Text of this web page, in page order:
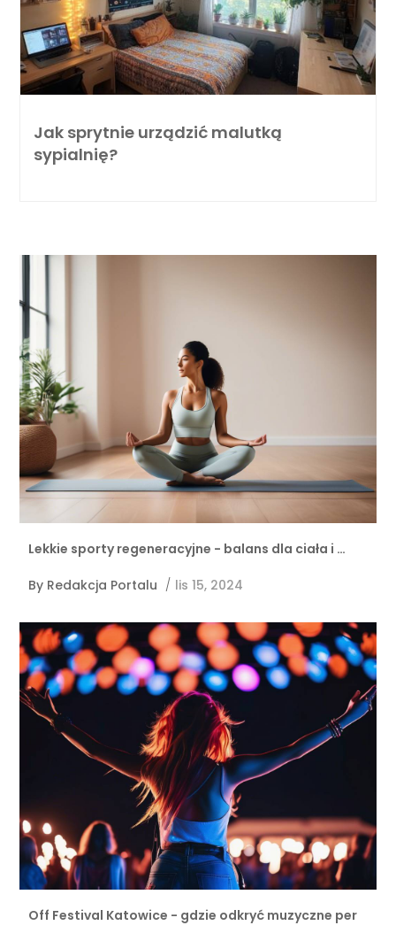
Jak sprytnie urządzić malutką
sypialnię?
Lekkie sporty regeneracyjne - balans dla ciała i …
By Redakcja Portalu / lis 15, 2024
Off Festival Katowice - gdzie odkryć muzyczne per